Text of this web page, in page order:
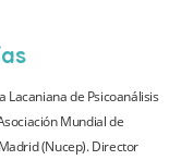
Lacaniana de Psicoanálisis
Mundial de
(Nucep). Director